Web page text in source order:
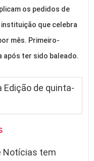
os pedidos de
que celebra
mês. Primeiro-
após ter sido baleado.
Notícias tem